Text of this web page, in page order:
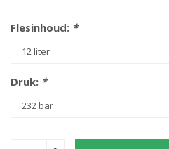
Flesinhoud: *
Druk: *